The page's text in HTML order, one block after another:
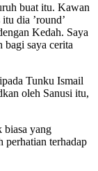
buat itu. Kawan
dia ’round’
Kedah. Saya
bagi saya cerita
Tunku Ismail
oleh Sanusi itu,
biasa yang
terhadap